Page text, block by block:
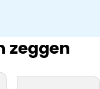
zeggen
materiaal.
inspectie,